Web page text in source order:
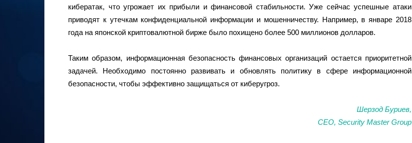
кибератак, что угрожает их прибыли и финансовой стабильности. Уже сейчас успешные атаки
приводят к утечкам конфиденциальной информации и мошенничеству. Например, в январе 2018
года на японской криптовалютной бирже было похищено более 500 миллионов долларов.
Таким образом, информационная безопасность финансовых организаций остается приоритетной
задачей. Необходимо постоянно развивать и обновлять политику в сфере информационной
безопасности, чтобы эффективно защищаться от киберугроз.
Шерзод Буриев,
СЕО, Security Master Group